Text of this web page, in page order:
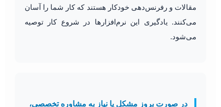
مقالات و رفرنس‌دهی خودکار هستند که کار شما را آسان
می‌کنند. یادگیری این نرم‌افزارها در شروع کار توصیه
می‌شود.
در صورت بروز مشکل یا نیاز به مشاوره تخصصی،